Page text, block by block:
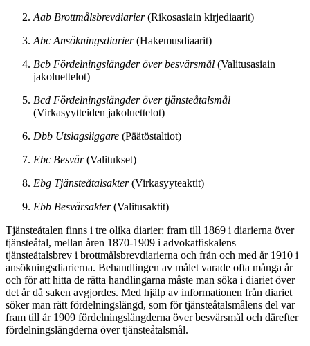
Aab Brottmålsbrevdiarier(Rikosasiain kirjediaarit)
Abc Ansökningsdiarier(Hakemusdiaarit)
Bcb Fördelningslängder över besvärsmål (Valitusasiain
jakoluettelot)
Bcd Fördelningslängder över tjänsteåtalsmål
(Virkasyytteiden jakoluettelot)
Dbb Utslagsliggare (Päätöstaltiot)
Ebc Besvär(Valitukset)
Ebg Tjänsteåtalsakter(Virkasyyteaktit)
Ebb Besvärsakter(Valitusaktit)
Tjänsteåtalen finns i tre olika diarier: fram till 1869 i diarierna över
tjänsteåtal, mellan åren 1870-1909 i advokatfiskalens
tjänsteåtalsbrev i brottmålsbrevdiarierna och från och med år 1910 i
ansökningsdiarierna. Behandlingen av målet varade ofta många år
och för att hitta de rätta handlingarna måste man söka i diariet över
det år då saken avgjordes. Med hjälp av informationen från diariet
söker man rätt fördelningslängd, som för tjänsteåtalsmålens del var
fram till år 1909 fördelningslängderna över besvärsmål och därefter
fördelningslängderna över tjänsteåtalsmål.